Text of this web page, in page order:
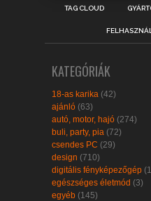
TAG CLOUD
KATEGÓRIÁK
18-as karika (42)
ajánló (63)
autó, motor, hajó (274)
buli, party, pia (72)
csendes PC (29)
design (710)
digitális fényképezőgép
egészséges életmód (3)
egyéb (145)